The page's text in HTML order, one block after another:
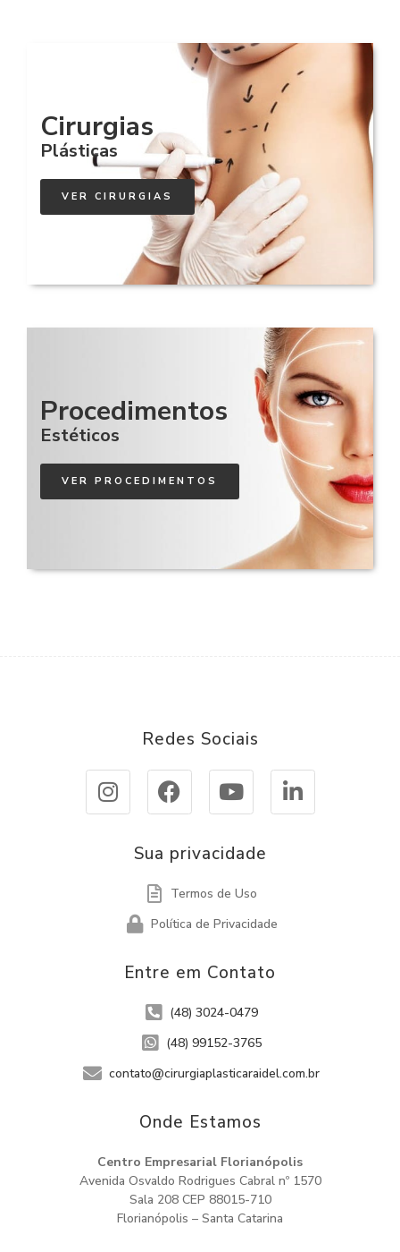
Cirurgias
Plásticas
VER CIRURGIAS
Procedimentos
Estéticos
VER PROCEDIMENTOS
Entre em Contato
(48) 3024-0479
(48) 99152-3765
contato@cirurgiaplasticaraidel.com.br
Onde Estamos​
Centro Empresarial Florianópolis
Avenida Osvaldo Rodrigues Cabral nº 1570
Sala 208 CEP 88015-710
Florianópolis – Santa Catarina
Redes Sociais
Sua privacidade
Termos de Uso
Política de Privacidade